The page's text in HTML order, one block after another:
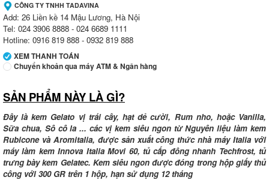
CÔNG TY TNHH TADAVINA
Add: 26 Liền kề 14 Mậu Lương, Hà Nội
Tel: 024 3906 8888 - 024 6689 1111
Hotline: 0916 819 888 - 0932 819 888
XEM THANH TOÁN
Chuyển khoản qua máy ATM & Ngân hàng
Ngân hàng Ngoại thương Việt Nam
Chi nhánh:
Chủ TK:
Công ty TNHH TADAVINA
Số TK:
069 1000 886 001
Ngân hàng Ngoại thương Việt Nam
Chi nhánh Tây Hà Nội
Chủ TK:
Công ty TNHH MENMOT
Số TK:
069 1000 811 888
SẢN PHẨM NÀY LÀ GÌ?
Đây là kem Gelato vị trái cây, hạt dẻ cười, Rum nho, hoặc Vanilla,
Sữa chua, Sô cô la ... các vị kem siêu ngon từ Nguyên liệu làm kem
Rubicone và Aromitalia, được sản xuất công thức nhà máy Italia với
máy làm kem Innova Italia Movi 60, tủ cấp đông nhanh Techfrost, tủ
trưng bày kem Gelatec. Kem siêu ngon được đóng trong hộp giấy thủ
công với 300 GR trên 1 hộp, hạn sử dụng 12 tháng